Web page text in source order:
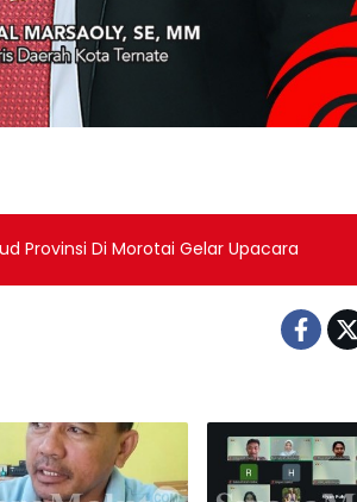
Provinsi Di Morotai Gelar Upacara